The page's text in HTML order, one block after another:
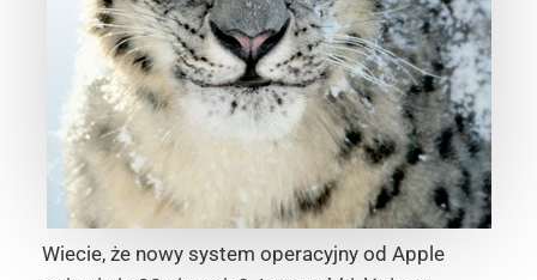
Wiecie, że nowy system operacyjny od Apple